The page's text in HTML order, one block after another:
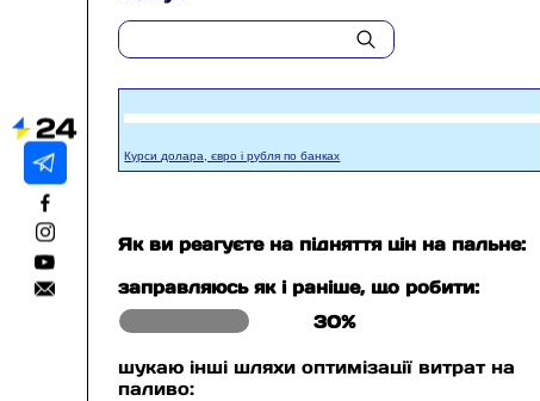
Курси долара, євро і рубля по банках
Як ви реагуєте на підняття цін на пальне:
заправляюсь як і раніше, що робити:
30%
шукаю інші шляхи оптимізації витрат на
паливо: